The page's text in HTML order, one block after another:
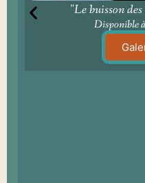
"Le buisson
Disponible